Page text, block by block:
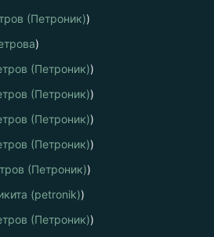
(Петроник))
)
(Петроник))
(Петроник))
(Петроник))
(Петроник))
(Петроник))
(petronik))
(Петроник))